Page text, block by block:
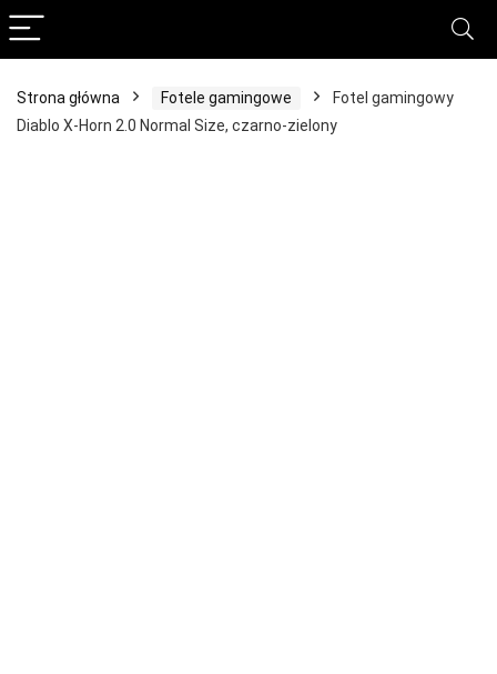
Strona główna Fotele gamingowe
Fotel gamingowy
Diablo X-Horn 2.0 Normal Size, czarno-zielony